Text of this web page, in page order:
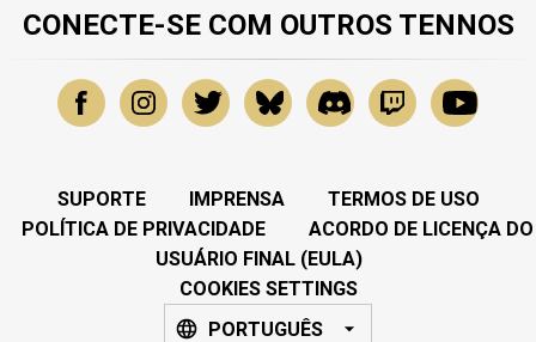
CONECTE-SE COM OUTROS TENNOS
SUPORTE IMPRENSA
TERMOS DE USO
POLÍTICA DE PRIVACIDADE
ACORDO DE LICENÇA DO
USUÁRIO FINAL (EULA)
COOKIES SETTINGS
PORTUGUÊS